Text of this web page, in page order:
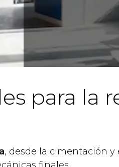
para la
, desde la cimentación y